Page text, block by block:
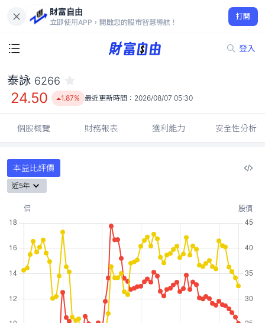
財富自由
立即使用APP，開啟您的股市智慧導航！
打開
登入
24.50
1.87%
泰詠 6266
24.50 1.87% 最近更新時間： 2026/08/07 05:30
個股概覽 財務報表 獲利能力 安全性分析
本益比評價
近5年